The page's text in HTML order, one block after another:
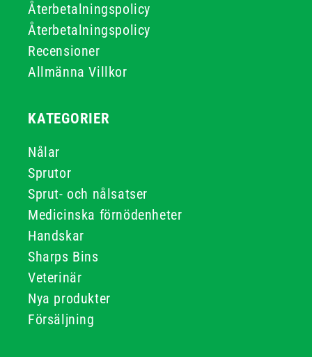
Återbetalningspolicy
Återbetalningspolicy
Recensioner
Allmänna Villkor
KATEGORIER
Nålar
Sprutor
Sprut- och nålsatser
Medicinska förnödenheter
Handskar
Sharps Bins
Veterinär
Nya produkter
Försäljning